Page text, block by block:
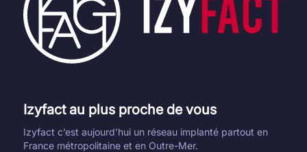
Izyfact au plus proche de vous
Izyfact c’est aujourd’hui un réseau implanté partout en
France métropolitaine et en Outre-Mer.